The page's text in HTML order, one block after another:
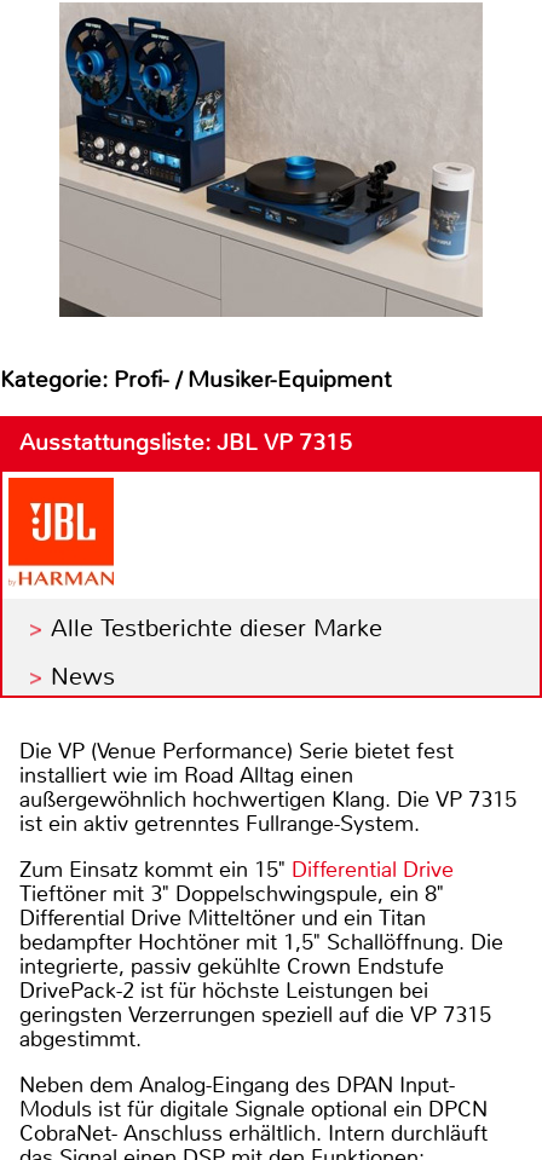
Kategorie: Profi- / Musiker-Equipment
Ausstattungsliste: JBL VP 7315
Alle Testberichte dieser Marke
News
Die VP (Venue Performance) Serie bietet fest
installiert wie im Road Alltag einen
außergewöhnlich hochwertigen Klang. Die VP 7315
ist ein aktiv getrenntes Fullrange-System.
Zum Einsatz kommt ein 15" Differential Drive
Tieftöner mit 3" Doppelschwingspule, ein 8"
Differential Drive Mitteltöner und ein Titan
bedampfter Hochtöner mit 1,5" Schallöffnung. Die
integrierte, passiv gekühlte Crown Endstufe
DrivePack-2 ist für höchste Leistungen bei
geringsten Verzerrungen speziell auf die VP 7315
abgestimmt.
Neben dem Analog-Eingang des DPAN Input-
Moduls ist für digitale Signale optional ein DPCN
CobraNet- Anschluss erhältlich. Intern durchläuft